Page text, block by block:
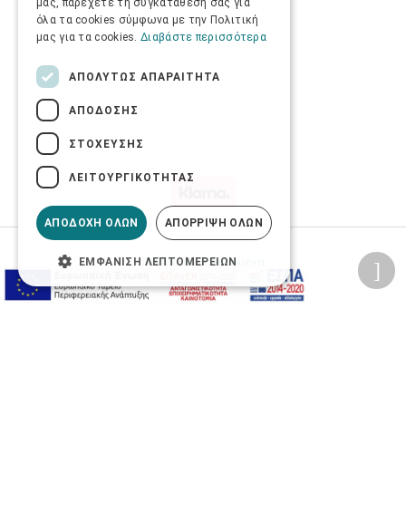
Προσωπικά δεδομένα
Όροι Χρήσης Ιστοσελίδας
μας, παρέχετε τη συγκατάθεσή σας για
όλα τα cookies σύμφωνα με την Πολιτική
μας για τα cookies. Διαβάστε περισσότερα
ΑΠΟΛΎΤΩΣ ΑΠΑΡΑΊΤΗΤΑ
ΑΠΌΔΟΣΗΣ
ΣΤΌΧΕΥΣΗΣ
ΛΕΙΤΟΥΡΓΙΚΌΤΗΤΑΣ
ΑΠΟΔΟΧΉ ΌΛΩΝ ΑΠΌΡΡΙΨΗ ΌΛΩΝ
ΕΜΦΆΝΙΣΗ ΛΕΠΤΟΜΕΡΕΙΏΝ